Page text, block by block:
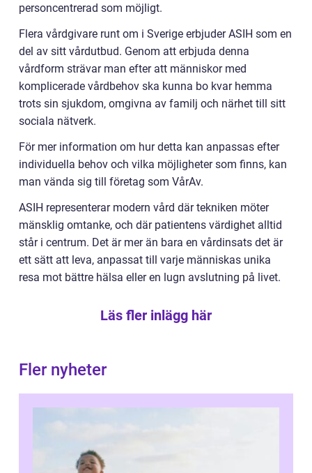
personcentrerad som möjligt.
Flera vårdgivare runt om i Sverige erbjuder ASIH som en
del av sitt vårdutbud. Genom att erbjuda denna
vårdform strävar man efter att människor med
komplicerade vårdbehov ska kunna bo kvar hemma
trots sin sjukdom, omgivna av familj och närhet till sitt
sociala nätverk.
För mer information om hur detta kan anpassas efter
individuella behov och vilka möjligheter som finns, kan
man vända sig till företag som VårAv.
ASIH representerar modern vård där tekniken möter
mänsklig omtanke, och där patientens värdighet alltid
står i centrum. Det är mer än bara en vårdinsats det är
ett sätt att leva, anpassat till varje människas unika
resa mot bättre hälsa eller en lugn avslutning på livet.
Läs fler inlägg här
Fler nyheter